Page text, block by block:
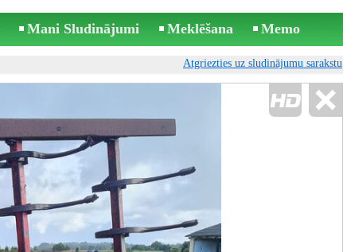
Mani Sludinājumi Meklēšana Memo
Atgriezties uz sludinājumu sarakstu